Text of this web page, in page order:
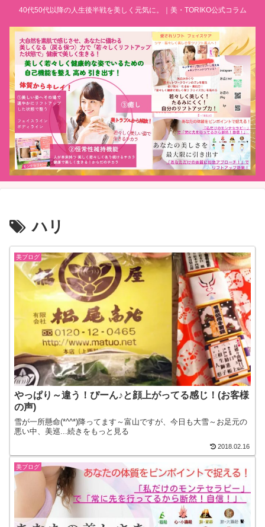
40代50代以降の人生後半戦を美しく元気に。｜美・TORIKO公式コラム
ハリ
美ブログ
やっぱり～違う！ぴーん♪と顔上がってる感じ！(お客様
の声)
雪が一所懸命(*^^*)降ってます～富山ですが、今日も大雪～お足元の
悪い中、美巡...続きをもっと見る
2018.02.16
美ブログ